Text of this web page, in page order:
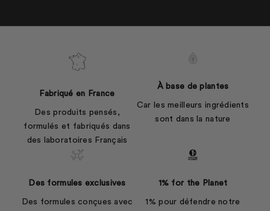
Fabriqué en France
Des produits pensés,
formulés et fabriqués dans
des laboratoires Français
À base de plantes
Car les meilleurs ingrédients
sont dans la nature
Des formules exclusives
Des formules conçues avec
1% for the Planet
1% pour défendre notre